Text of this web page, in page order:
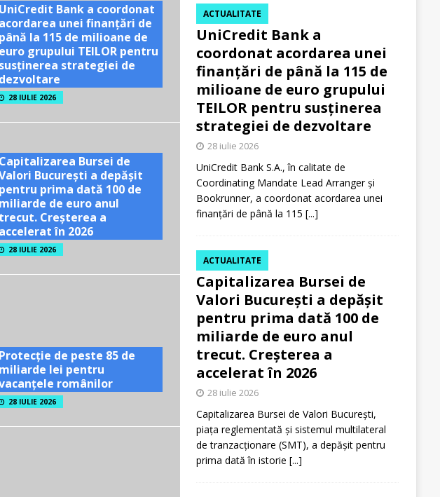
UniCredit Bank a coordonat
acordarea unei finanțări de
până la 115 de milioane de
euro grupului TEILOR pentru
susținerea strategiei de
dezvoltare
28 IULIE 2026
Capitalizarea Bursei de
București a depășit
pentru prima dată 100 de
miliarde de euro anul
trecut. Creșterea a
accelerat în 2026
28 IULIE 2026
Protecție de peste 85 de
miliarde lei pentru
românilor
28 IULIE 2026
UniCredit Bank a
coordonat acordarea unei
finanțări de până la 115 de
milioane de euro grupului
TEILOR pentru susținerea
strategiei de dezvoltare
ACTUALITATE
28 iulie 2026
UniCredit Bank S.A., în calitate de
Coordinating Mandate Lead Arranger și
Bookrunner, a coordonat acordarea unei
finanțări de până la 115 [...]
Capitalizarea Bursei de
Valori București a depășit
pentru prima dată 100 de
miliarde de euro anul
trecut. Creșterea a
accelerat în 2026
ACTUALITATE
28 iulie 2026
Capitalizarea Bursei de Valori București,
piața reglementată și sistemul multilateral
de tranzacționare (SMT), a depășit pentru
prima dată în istorie [...]